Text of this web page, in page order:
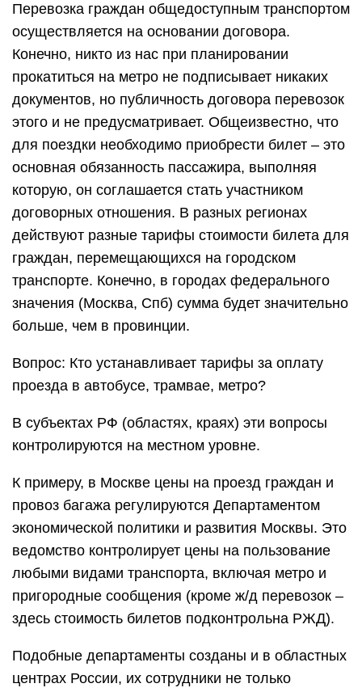
Перевозка граждан общедоступным транспортом
осуществляется на основании договора.
Конечно, никто из нас при планировании
прокатиться на метро не подписывает никаких
документов, но публичность договора перевозок
этого и не предусматривает. Общеизвестно, что
для поездки необходимо приобрести билет – это
основная обязанность пассажира, выполняя
которую, он соглашается стать участником
договорных отношения. В разных регионах
действуют разные тарифы стоимости билета для
граждан, перемещающихся на городском
транспорте. Конечно, в городах федерального
значения (Москва, Спб) сумма будет значительно
больше, чем в провинции.
Вопрос: Кто устанавливает тарифы за оплату
проезда в автобусе, трамвае, метро?
В субъектах РФ (областях, краях) эти вопросы
контролируются на местном уровне.
К примеру, в Москве цены на проезд граждан и
провоз багажа регулируются Департаментом
экономической политики и развития Москвы. Это
ведомство контролирует цены на пользование
любыми видами транспорта, включая метро и
пригородные сообщения (кроме ж/д перевозок –
здесь стоимость билетов подконтрольна РЖД).
Подобные департаменты созданы и в областных
центрах России, их сотрудники не только